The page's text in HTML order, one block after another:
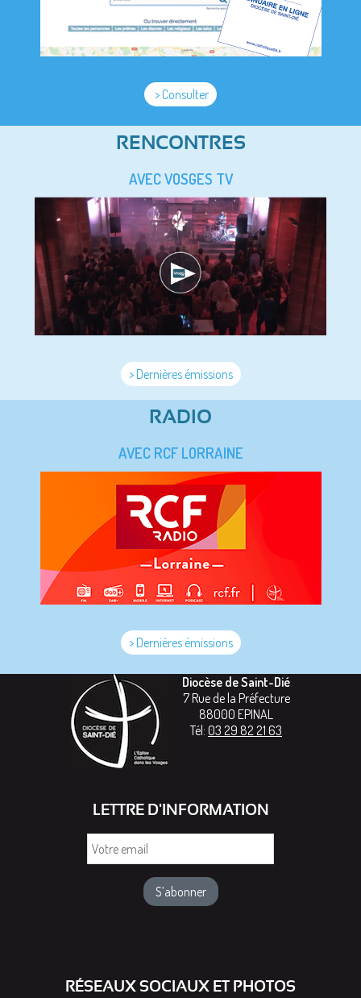
> Consulter
RENCONTRES
AVEC VOSGES TV
> Dernières émissions
RADIO
AVEC RCF LORRAINE
> Dernières émissions
Diocèse de Saint-Dié
7 Rue de la Préfecture
88000 EPINAL
Tél: 03 29 82 21 63
LETTRE D'INFORMATION
RÉSEAUX SOCIAUX ET PHOTOS